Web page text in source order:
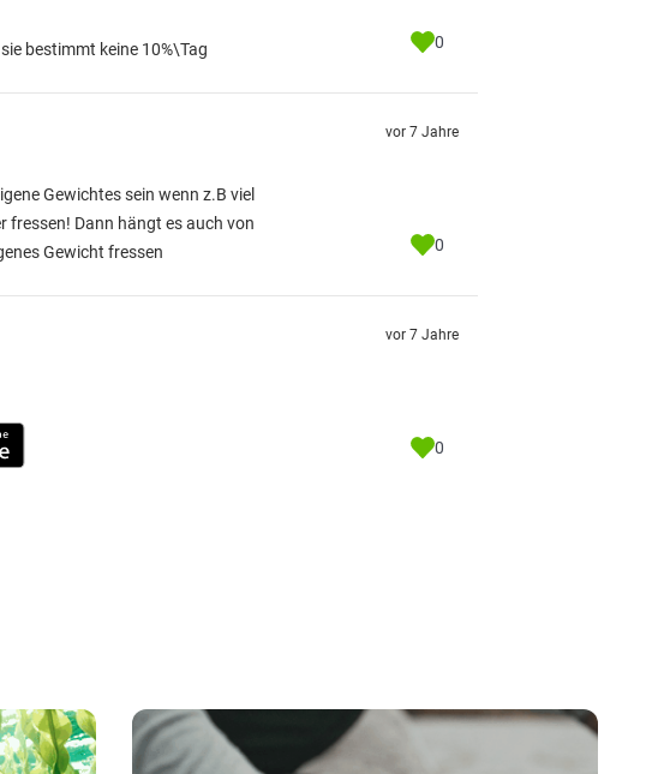
bestimmt keine 10%\Tag 0
Gewichtes sein wenn z.B viel
fressen! Dann hängt es auch von
Gewicht fressen
vor 7 Jahre
0
vor 7 Jahre
0